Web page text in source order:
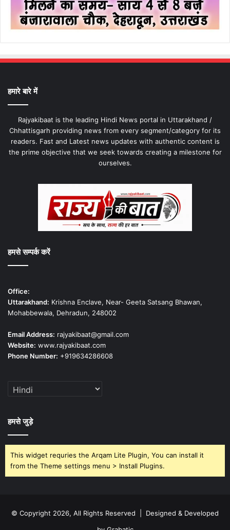
हमारे बारे में
Rajyakibaat is the leading Hindi News portal in Uttarakhand /
Chhattisgarh providing news from every segment/category for its
readers. Fast and Latest news updates with authentic content is
the prime objective that we seek towards creating a milestone for
ourselves.
हमसे सम्पर्क करें
Office:
Uttarakhand: Krishna Enclave, Near- Geeta Satsang Bhawan,
Mohabbewala, Dehradun, 248002
Email Address: rajyakibaat@gmail.com
Website: www.rajyakibaat.com
Phone Number: +919634286608
हमसे जुड़े
This widget requries the Arqam Lite Plugin, You can install it
from the Theme settings menu > Install Plugins.
© Copyright 2026, All Rights Reserved | Designed & Developed